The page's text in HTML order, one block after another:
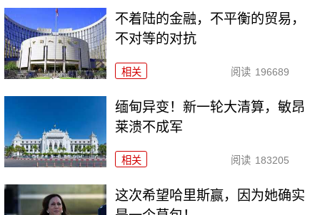
不着陆的金融，不平衡的贸易，
不对等的对抗
相关 阅读 196689
缅甸异变！新一轮大清算，敏昂
莱溃不成军
相关 阅读 183205
这次希望哈里斯赢，因为她确实